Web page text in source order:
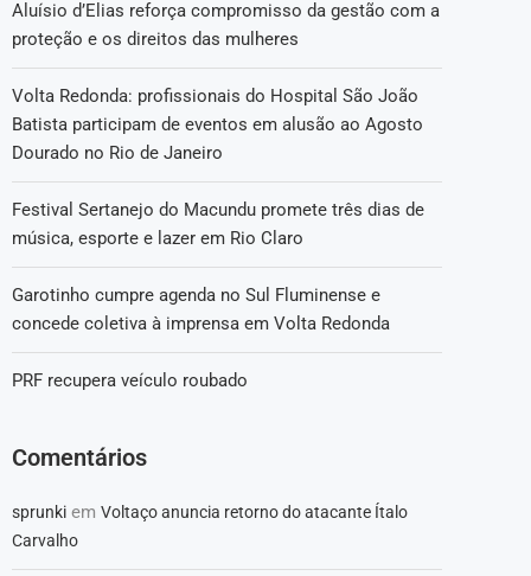
Aluísio d’Elias reforça compromisso da gestão com a
proteção e os direitos das mulheres
Volta Redonda: profissionais do Hospital São João
Batista participam de eventos em alusão ao Agosto
Dourado no Rio de Janeiro
Festival Sertanejo do Macundu promete três dias de
música, esporte e lazer em Rio Claro
Garotinho cumpre agenda no Sul Fluminense e
concede coletiva à imprensa em Volta Redonda
PRF recupera veículo roubado
Comentários
sprunki em Voltaço anuncia retorno do atacante Ítalo
Carvalho